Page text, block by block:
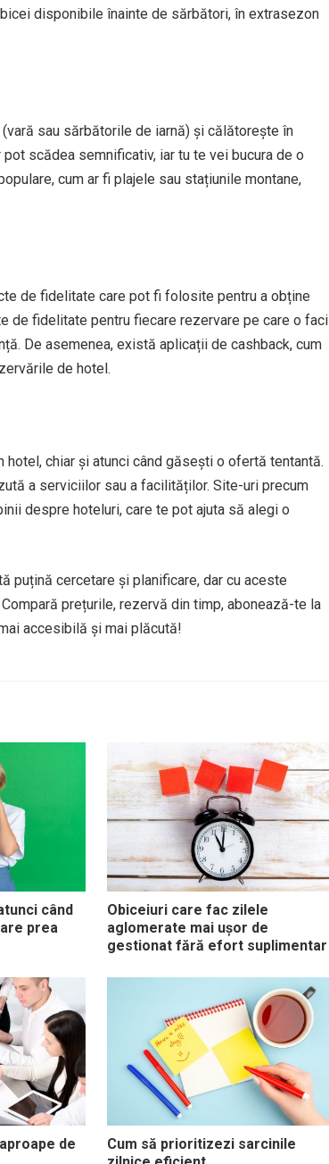
disponibile înainte de sărbători, în extrasezon
sau sărbătorile de iarnă) și călătorește în
scădea semnificativ, iar tu te vei bucura de o
cum ar fi plajele sau stațiunile montane,
de fidelitate care pot fi folosite pentru a obține
de fidelitate pentru fiecare rezervare pe care o faci
De asemenea, există aplicații de cashback, cum
de hotel.
chiar și atunci când găsești o ofertă tentantă.
a serviciilor sau a facilităților. Site-uri precum
despre hoteluri, care te pot ajuta să alegi o
puțină cercetare și planificare, dar cu aceste
prețurile, rezervă din timp, abonează-te la
accesibilă și mai plăcută!
când
prea
Obiceiuri care fac zilele
aglomerate mai ușor de
gestionat fără efort suplimentar
de
Cum să prioritizezi sarcinile